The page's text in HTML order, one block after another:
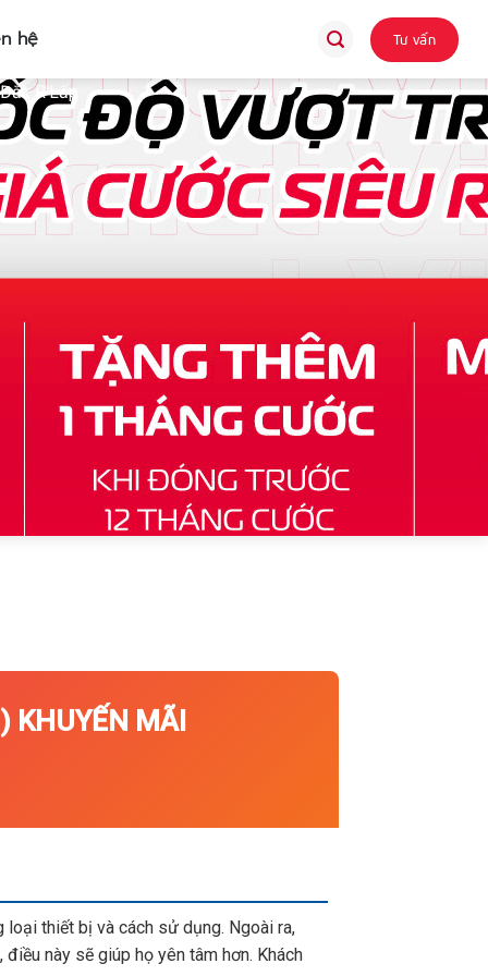
hệ Tư vấn
R'Lấp
KHUYẾN MÃI
thiết bị và cách sử dụng. Ngoài ra,
này sẽ giúp họ yên tâm hơn. Khách